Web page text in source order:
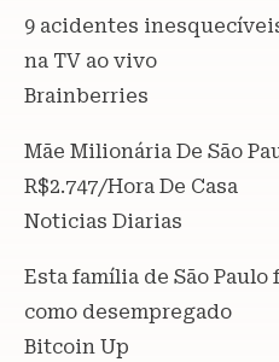
9 acidentes
na TV ao vivo
Brainberries
Mãe Milionária De São
R$2.747/Hora De Casa
Noticias Diarias
Esta família de São Paulo
como desempregado
Bitcoin Up